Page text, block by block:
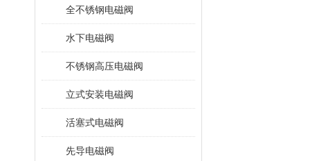
全不锈钢电磁阀
水下电磁阀
不锈钢高压电磁阀
立式安装电磁阀
活塞式电磁阀
先导电磁阀